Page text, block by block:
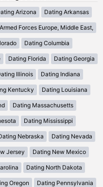
Arizona Dating Arkansas
Forces Europe, Middle East,
Dating Columbia
Dating Florida Dating Georgia
Illinois Dating Indiana
Kentucky Dating Louisiana
Dating Massachusetts
Dating Mississippi
Nebraska Dating Nevada
Jersey Dating New Mexico
Dating North Dakota
Oregon Dating Pennsylvania